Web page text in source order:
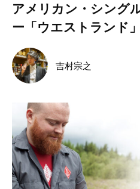
アメリカン・シング
ー「ウエストランド
吉村宗之